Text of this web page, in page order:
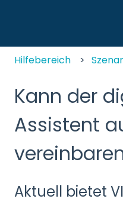
Hilfebereich
Kann der
Assistent
Aktuell bietet